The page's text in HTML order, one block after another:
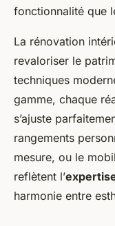
fonctionnalité que
La rénovation
revaloriser le
techniques
gamme, chaque
s’ajuste
rangements
mesure, ou le
reflètent l’
harmonie entre